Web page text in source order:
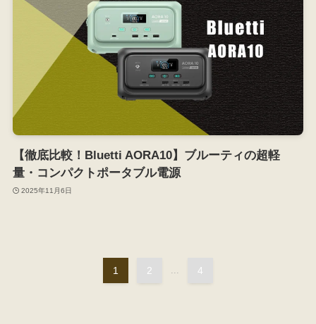
【徹底比較！Bluetti AORA10】ブルーティの超軽
量・コンパクトポータブル電源
2025年11月6日
1 2 ... 4